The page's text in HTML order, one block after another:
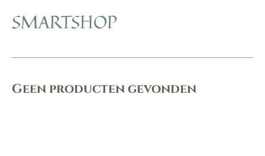
SMARTSHOP
Geen producten gevonden